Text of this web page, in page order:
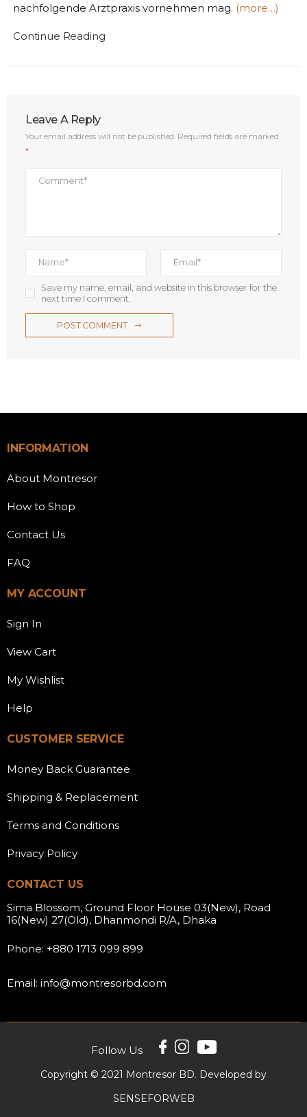
nachfolgende Arztpraxis vornehmen mag. (more…)
Continue Reading
Leave A Reply
Your email address will not be published. Required fields are marked
*
Save my name, email, and website in this browser for the
next time I comment.
POST COMMENT
INFORMATION
About Montresor
How to Shop
Contact Us
FAQ
MY ACCOUNT
Sign In
View Cart
My Wishlist
Help
CUSTOMER SERVICE
Money Back Guarantee
Shipping & Replacement
Terms and Conditions
Privacy Policy
CONTACT US
Sima Blossom, Ground Floor House 03(New), Road
16(New) 27(Old), Dhanmondi R/A, Dhaka
Phone: +880 1713 099 899
Email: info@montresorbd.com
Copyright © 2021 Montresor BD. Developed by
SENSEFORWEB
Follow Us